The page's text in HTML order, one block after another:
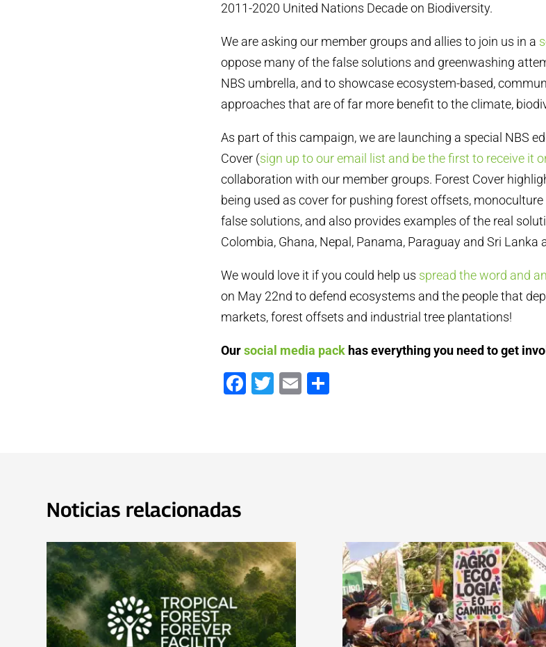
2011-2020 United Nations Decade on Biodiversity.
We are asking our member groups and allies to join us in a
oppose many of the false solutions and greenwashing
NBS umbrella, and to showcase ecosystem-based,
approaches that are of far more benefit to the climate,
As part of this campaign, we are launching a special NBS
Cover (sign up to our email list and be the first to receive it
collaboration with our member groups. Forest Cover
being used as cover for pushing forest offsets,
false solutions, and also provides examples of the real
Colombia, Ghana, Nepal, Panama, Paraguay and Sri Lanka
We would love it if you could help us spread the word and
on May 22nd to defend ecosystems and the people that
markets, forest offsets and industrial tree plantations!
Oursocial media pack has everything you need to get
Facebook
Twitter
Email
Noticias relacionadas